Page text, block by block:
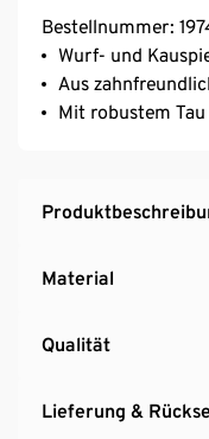
Bestellnummer:
Wurf- und
Aus
Mit robustem
Material
Qualität
Lieferung &